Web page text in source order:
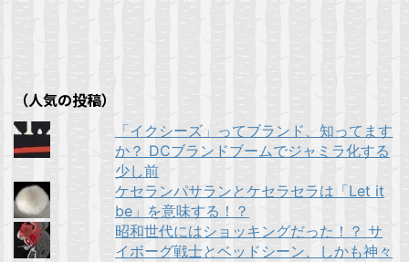
（人気の投稿）
「イクシーズ」ってブランド、知ってます
か？ DCブランドブームでジャミラ化する
少し前
ケセランパサランとケセラセラは「Let it
be」を意味する！？
昭和世代にはショッキングだった！？ サ
イボーグ戦士とベッドシーン、しかも神々